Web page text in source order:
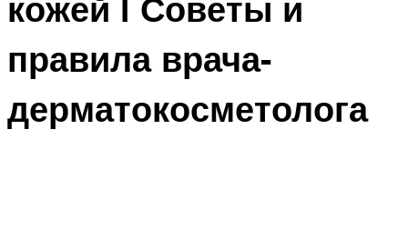
правила врача-
дерматокосметолога